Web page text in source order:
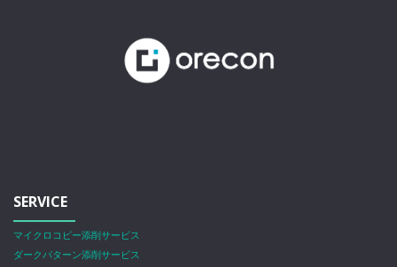
SERVICE
マイクロコピー添削サービス
ダークパターン添削サービス